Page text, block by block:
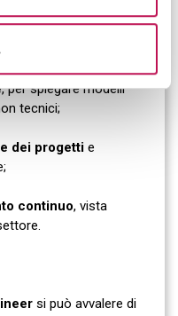
interdisciplinari,
, per spiegare modelli
tecnici;
dei progetti e
continuo, vista
si può avvalere di